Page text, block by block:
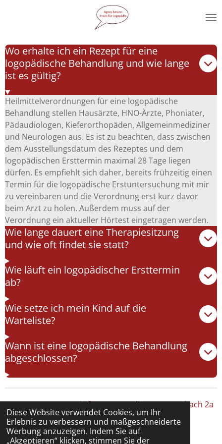
Diese Website verwendet Cookies, um Ihr
Erlebnis zu verbessern und maßgeschneiderte
Werbung anzuzeigen. Indem Sie auf
„Akzeptieren“ klicken, stimmen Sie der
Wo erhalte ich ein Rezept für eine
logopädische Behandlung und wie lange
ist es gültig?
Heilmittelverordnungen für eine logopädische
Behandlung stellen Hausärzte, HNO-Ärzte, Phoniater,
Pädaudiologen, Kieferorthopäden, Allgemeinmediziner
und Neurologen aus. Es ist zu beachten, dass zwischen
dem Ausstellungsdatum des Rezeptes und dem
logopädischen Ersttermin maximal 28 Tage liegen
dürfen. Es empfiehlt sich daher, bereits frühzeitig einen
Termin für die logopädische Erstuntersuchung mit mir
zu vereinbaren und die Verordnung erst kurz davor
beim Arzt zu holen. Außerdem muss auf der
Verordnung ein aktueller Hörtest eingetragen werden.
Wie lange dauert eine Therapiesitzung
und wie oft findet sie statt?
Wie läuft ein logopädischer Ersttermin
ab?
Wie setze ich mein Kind auf die
Warteliste?
Wann ist eine logopädische Behandlung
abgeschlossen?
Agnes Amann - Praxis für Logopaedie - Am Gänsbach 2a
- 85406 Zolling - 08167 989 049 -praxis@amann-
logopaedie.de